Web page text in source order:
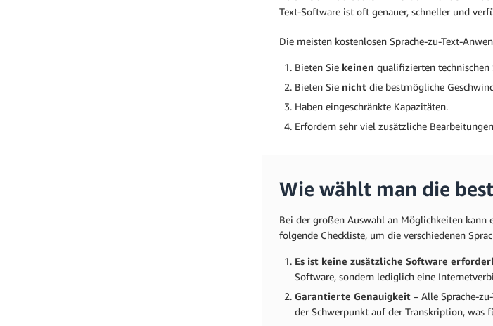
Text-Software ist oft genauer, schneller und
Die meisten kostenlosen Sprache-zu-Text-
Bieten Sie keinen qualifizierten technischen
Bieten Sie nicht die bestmögliche
Haben eingeschränkte Kapazitäten.
Erfordern sehr viel zusätzliche
Wie wählt man die
Bei der großen Auswahl an Möglichkeiten kann
folgende Checkliste, um die verschiedenen
Es ist keine zusätzliche Software
Software, sondern lediglich eine
Garantierte Genauigkeit – Alle Sprache-
der Schwerpunkt auf der Transkription, was